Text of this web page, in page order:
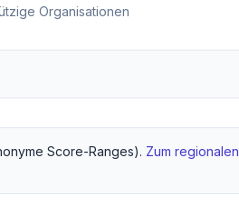
Organisationen
Score-Ranges). Zum regionalen